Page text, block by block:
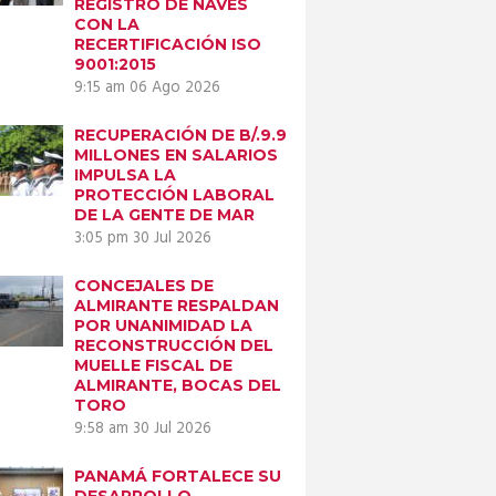
REGISTRO DE NAVES
CON LA
RECERTIFICACIÓN ISO
9001:2015
9:15 am 06 Ago 2026
RECUPERACIÓN DE B/.9.9
MILLONES EN SALARIOS
IMPULSA LA
PROTECCIÓN LABORAL
DE LA GENTE DE MAR
3:05 pm 30 Jul 2026
CONCEJALES DE
ALMIRANTE RESPALDAN
POR UNANIMIDAD LA
RECONSTRUCCIÓN DEL
MUELLE FISCAL DE
ALMIRANTE, BOCAS DEL
TORO
9:58 am 30 Jul 2026
PANAMÁ FORTALECE SU